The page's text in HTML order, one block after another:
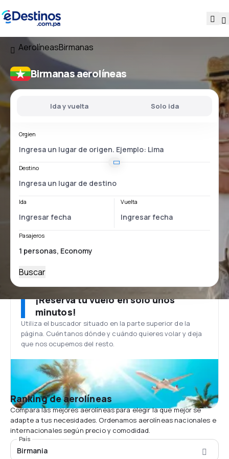
AerolíneasBirmanas
Birmanas aerolíneas
Ida y vuelta Solo ida
Orgien
Destino
Ida Vuelta
Pasajeros
Buscar
¡Reserva tu vuelo en solo unos
minutos!
Utiliza el buscador situado en la parte superior de la
página. Cuéntanos dónde y cuándo quieres volar y deja
que nos ocupemos del resto.
Ranking de aerolíneas
Compara las mejores aerolíneas para elegir la que mejor se
adapte a tus necesidades. Ordenamos aerolíneas nacionales e
internacionales según precio y comodidad.
País
Birmania